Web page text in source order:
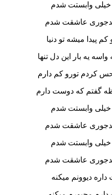
وابستت شدم
بدجوری عاشقت شدم
پیدا میشه تو دنیا
یه بار این دل تنها
کردم تورو کم دارم
گفتم که دوست دارم
وابستت شدم
بدجوری عاشقت شدم
وابستت شدم
بدجوری عاشقت شدم
دیوونم میکنه